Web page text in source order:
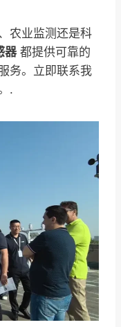
农业监测还是科
器都提供可靠的
务。立即联系我
.